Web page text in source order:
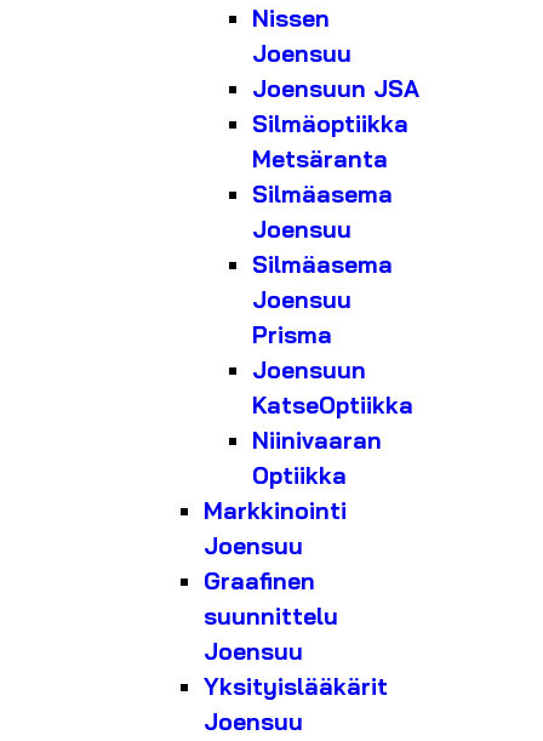
Nissen
Joensuu
Joensuun JSA
Silmäoptiikka
Metsäranta
Silmäasema
Joensuu
Silmäasema
Joensuu
Prisma
Joensuun
KatseOptiikka
Niinivaaran
Optiikka
Markkinointi
Joensuu
Graafinen
suunnittelu
Joensuu
Yksityislääkärit
Joensuu